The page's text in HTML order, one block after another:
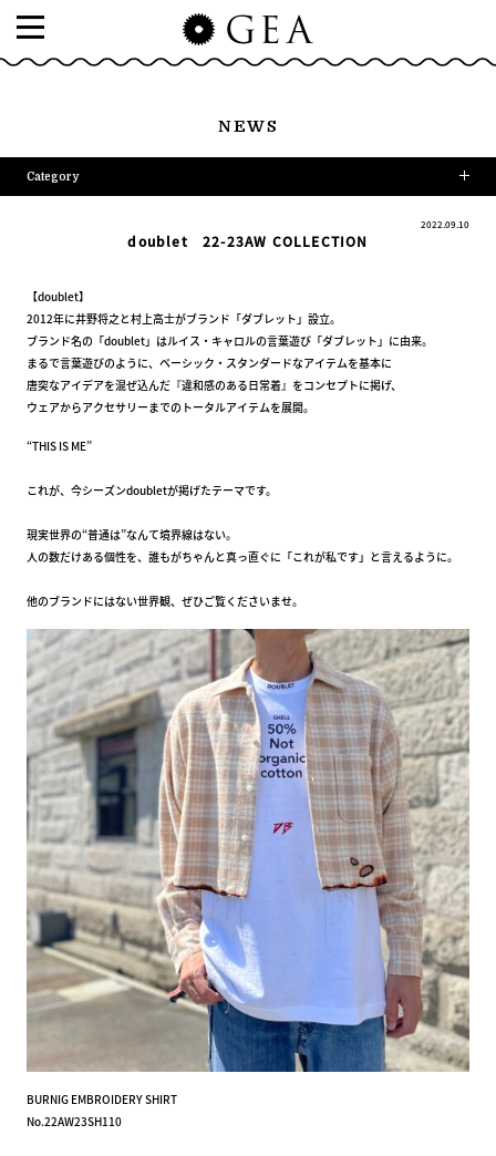
NEWS
Category
2022.09.10
doublet 22-23AW COLLECTION
【doublet】
2012年に井野将之と村上高士がブランド「ダブレット」設立。
ブランド名の「doublet」はルイス・キャロルの言葉遊び「ダブレット」に由来。
まるで言葉遊びのように、ベーシック・スタンダードなアイテムを基本に
唐突なアイデアを混ぜ込んだ『違和感のある日常着』をコンセプトに掲げ、
ウェアからアクセサリーまでのトータルアイテムを展開。
“THIS IS ME”
これが、今シーズンdoubletが掲げたテーマです。
現実世界の“普通は”なんて境界線はない。
人の数だけある個性を、誰もがちゃんと真っ直ぐに「これが私です」と言えるように。
他のブランドにはない世界観、ぜひご覧くださいませ。
BURNIG EMBROIDERY SHIRT
No.22AW23SH110